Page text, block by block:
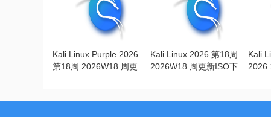
Kali Linux Purple 2026
第18周 2026W18 周更
Kali Linux 2026 第18周
2026W18 周更新ISO下
Kali